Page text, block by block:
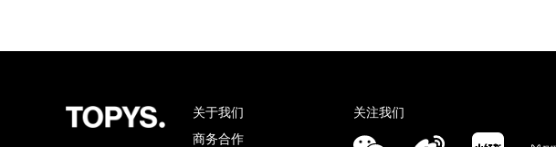
关于我们
商务合作
关注我们